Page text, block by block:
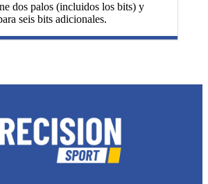
dos palos (incluidos los bits) y
seis bits adicionales.